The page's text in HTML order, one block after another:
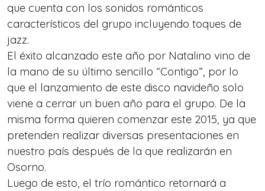
que cuenta con los sonidos románticos
característicos del grupo incluyendo toques de
jazz.
El éxito alcanzado este año por Natalino vino de
la mano de su último sencillo “Contigo”, por lo
que el lanzamiento de este disco navideño solo
viene a cerrar un buen año para el grupo. De la
misma forma quieren comenzar este 2015, ya que
pretenden realizar diversas presentaciones en
nuestro país después de la que realizarán en
Osorno.
Luego de esto, el trío romántico retornará a